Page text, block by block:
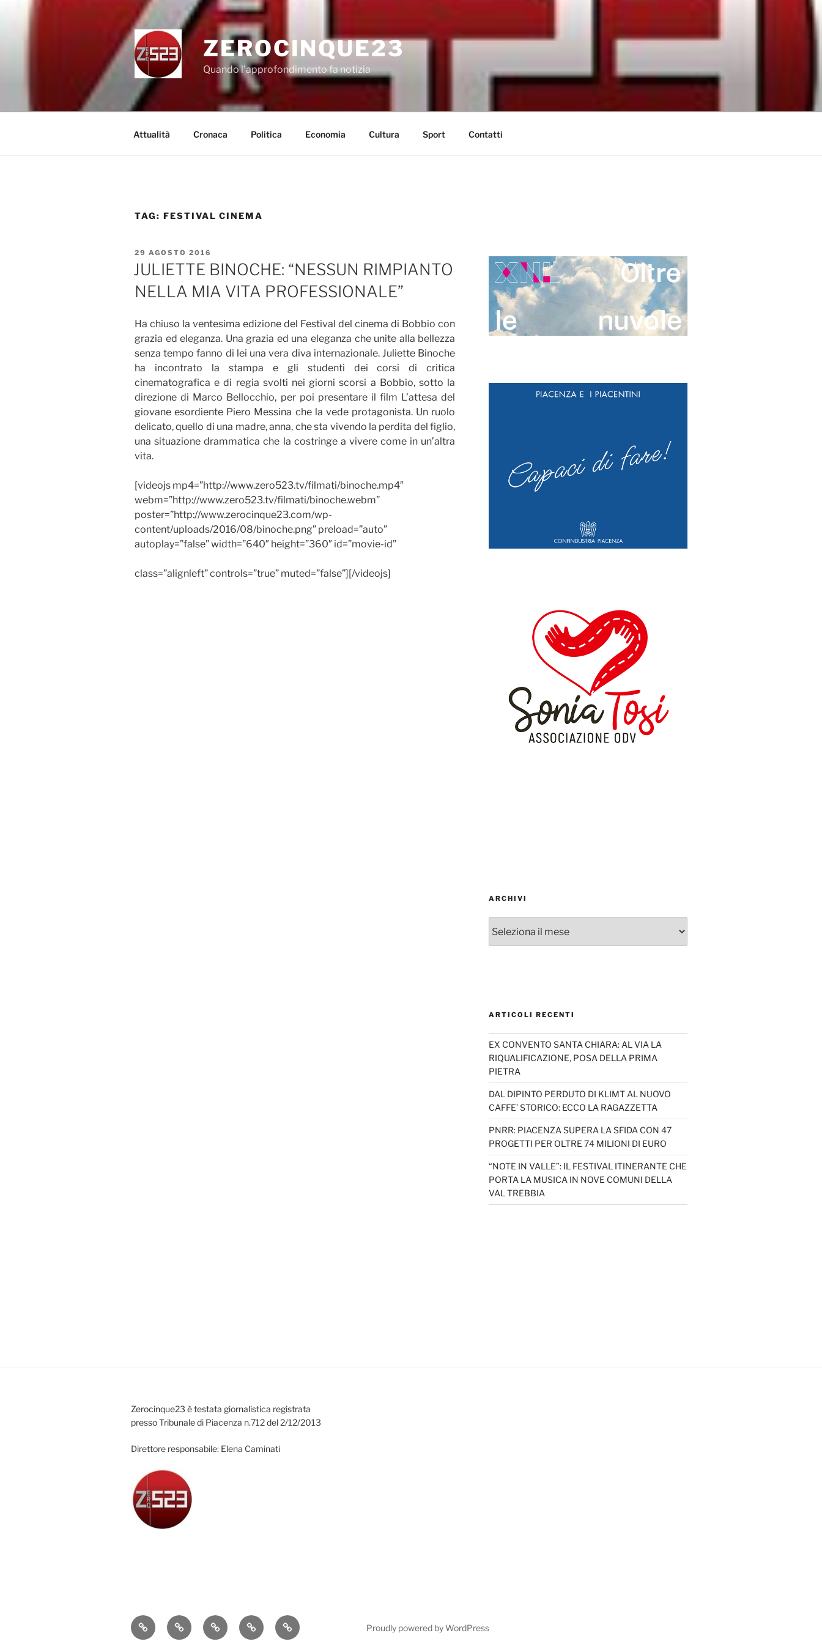
ZEROCINQUE23
Quando l'approfondimento fa notizia
Attualità Cronaca Politica Economia Cultura Sport Contatti
TAG: FESTIVAL CINEMA
PUBBLICATO
IL
29 AGOSTO 2016
JULIETTE BINOCHE: “NESSUN RIMPIANTO
NELLA MIA VITA PROFESSIONALE”
Ha chiuso la ventesima edizione del Festival del cinema di Bobbio con
grazia ed eleganza. Una grazia ed una eleganza che unite alla bellezza
senza tempo fanno di lei una vera diva internazionale. Juliette Binoche
ha incontrato la stampa e gli studenti dei corsi di critica
cinematografica e di regia svolti nei giorni scorsi a Bobbio, sotto la
direzione di Marco Bellocchio, per poi presentare il film L’attesa del
giovane esordiente Piero Messina che la vede protagonista. Un ruolo
delicato, quello di una madre, anna, che sta vivendo la perdita del figlio,
una situazione drammatica che la costringe a vivere come in un’altra
vita.
[videojs mp4=”http://www.zero523.tv/filmati/binoche.mp4″
webm=”http://www.zero523.tv/filmati/binoche.webm”
poster=”http://www.zerocinque23.com/wp-
content/uploads/2016/08/binoche.png” preload=”auto”
autoplay=”false” width=”640″ height=”360″ id=”movie-id”
class=”alignleft” controls=”true” muted=”false”][/videojs]
ARCHIVI
ARTICOLI RECENTI
EX CONVENTO SANTA CHIARA: AL VIA LA
RIQUALIFICAZIONE, POSA DELLA PRIMA
PIETRA
DAL DIPINTO PERDUTO DI KLIMT AL NUOVO
CAFFE’ STORICO: ECCO LA RAGAZZETTA
PNRR: PIACENZA SUPERA LA SFIDA CON 47
PROGETTI PER OLTRE 74 MILIONI DI EURO
“NOTE IN VALLE”: IL FESTIVAL ITINERANTE CHE
PORTA LA MUSICA IN NOVE COMUNI DELLA
VAL TREBBIA
Zerocinque23 è testata giornalistica registrata
presso Tribunale di Piacenza n.712 del 2/12/2013
Direttore responsabile: Elena Caminati
AttualitàCronacaPolitica EconomiaCultura Proudly powered by WordPress